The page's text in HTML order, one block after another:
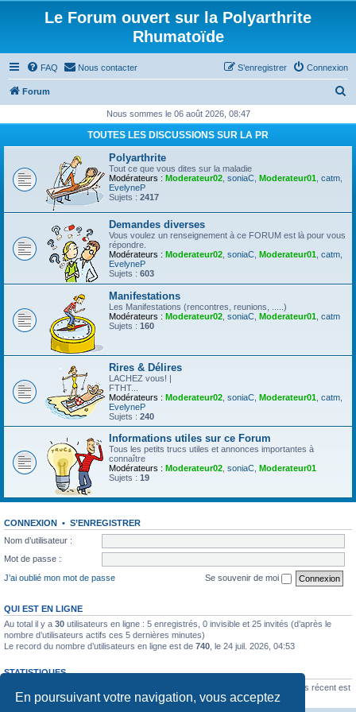
En poursuivant votre navigation, vous acceptez
Le Forum ouvert sur la Polyarthrite
Rhumatoïde
FAQ Nous contacter Connexion
S’enregistrer
Forum
h
Nous sommes le 06 août 2026, 08:47
TOUTES LES DISCUSSIONS SUR LA PR
Polyarthrite
Tout ce que vous dites sur la maladie
Modérateurs : Moderateur02 soniaC Moderateur01 catm
EvelyneP
Sujets : 2417
Demandes diverses
Vous voulez un renseignement à ce FORUM est là pour vous
répondre.
Modérateurs : Moderateur02 soniaC Moderateur01 catm
EvelyneP
Sujets : 603
Manifestations
Les Manifestations (rencontres, reunions, .....)
Modérateurs : Moderateur02 soniaC Moderateur01 catm
Sujets : 160
Rires & Délires
LACHEZ vous! |
FTHT...
Modérateurs : Moderateur02 soniaC Moderateur01 catm
EvelyneP
Sujets : 240
Informations utiles sur ce Forum
Tous les petits trucs utiles et annonces importantes à
connaître
Modérateurs : Moderateur02 soniaC Moderateur01
Sujets : 19
CONNEXION • S’ENREGISTRER
Nom d’utilisateur :
Mot de passe :
J’ai oublié mon mot de passe
Se souvenir de moi
QUI EST EN LIGNE
Au total il y a 30 utilisateurs en ligne : 5 enregistrés, 0 invisible et 25 invités (d’après le
nombre d’utilisateurs actifs ces 5 dernières minutes)
Le record du nombre d’utilisateurs en ligne est de 740 , le 24 juil. 2026, 04:53
STATISTIQUES
membres • Le membre enregistré le plus récent est
Traffic123.